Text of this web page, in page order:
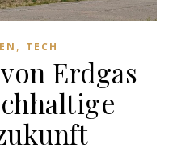
, TECH
Erdgas